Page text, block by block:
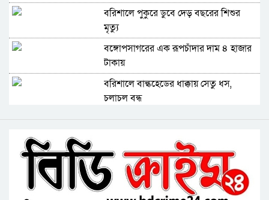
বরিশালে পুকুরে ডুবে দেড় বছরের শিশুর
মৃত্যু
বঙ্গোপসাগরের এক রূপচাঁদার দাম ৪ হাজার
টাকায়
বরিশালে বাল্কহেডের ধাক্কায় সেতু ধস,
চলাচল বন্ধ
বরিশাল থেকে যেন কোনো রোগীকে ঢাকায়
যেতে না হয়: ড. জিয়াউদ্দিন